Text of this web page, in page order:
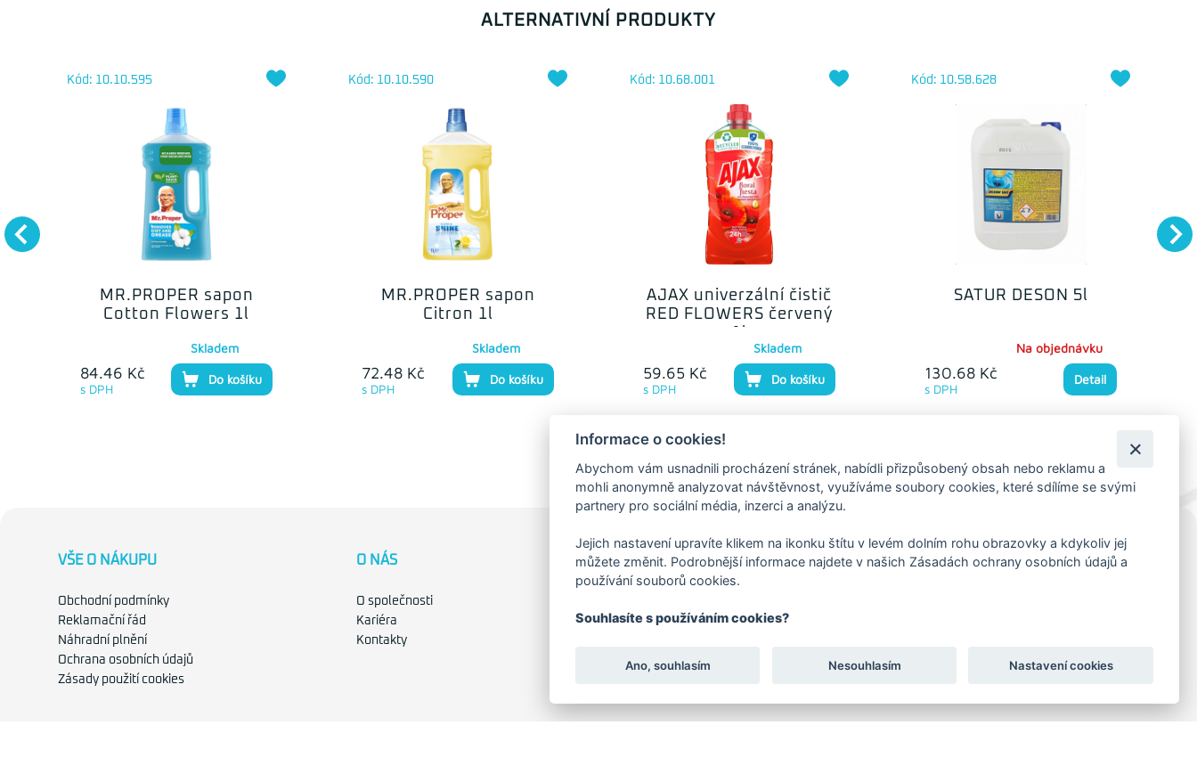
ALTERNATIVNÍ PRODUKTY
MR.PROPER sapon
Cotton Flowers 1l
Kód: 10.10.595
84.46 Kč
s DPH
Skladem
Do košíku
MR.PROPER sapon
Citron 1l
Kód: 10.10.590
72.48 Kč
s DPH
Skladem
Do košíku
AJAX univerzální čistič
RED FLOWERS červený
Kód: 10.68.001
59.65 Kč
s DPH
Skladem
Do košíku
SATUR DESON 5l
Kód: 10.58.628
130.68 Kč
s DPH
Na objednávku
Detail
VŠE O NÁKUPU
Obchodní podmínky
Reklamační řád
Náhradní plnění
Ochrana osobních údajů
Zásady použití cookies
O NÁS
O společnosti
Kariéra
Kontakty
FAKTURAČNÍ ADRESA
Praha 4 - Nusle, 140 00
IČO: 28404009
KORESP. ADRESA A SKLAD
Informace o cookies!
Abychom vám usnadnili procházení stránek, nabídli přizpůsobený obsah nebo reklamu a
mohli anonymně analyzovat návštěvnost, využíváme soubory cookies, které sdílíme se svými
partnery pro sociální média, inzerci a analýzu.
Jejich nastavení upravíte klikem na ikonku štítu v levém dolním rohu obrazovky a kdykoliv jej
můžete změnit. Podrobnější informace najdete v našich Zásadách ochrany osobních údajů a
používání souborů cookies.
Souhlasíte s používáním cookies?
Ano, souhlasím Nesouhlasím Nastavení cookies